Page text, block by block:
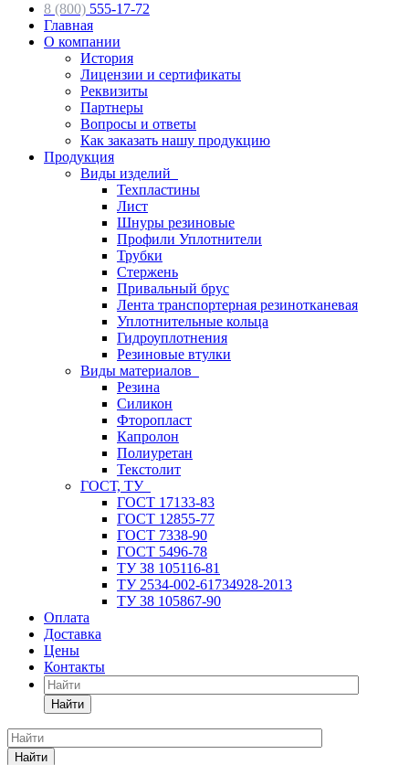
8 (800) 555-17-72
Главная
О компании
История
Лицензии и сертификаты
Реквизиты
Партнеры
Вопросы и ответы
Как заказать нашу продукцию
Продукция
Виды изделий
Техпластины
Лист
Шнуры резиновые
Профили Уплотнители
Трубки
Стержень
Привальный брус
Лента транспортерная резинотканевая
Уплотнительные кольца
Гидроуплотнения
Резиновые втулки
Виды материалов
Резина
Силикон
Фторопласт
Капролон
Полиуретан
Текстолит
ГОСТ, ТУ
ГОСТ 17133-83
ГОСТ 12855-77
ГОСТ 7338-90
ГОСТ 5496-78
ТУ 38 105116-81
ТУ 2534-002-61734928-2013
ТУ 38 105867-90
Оплата
Доставка
Цены
Контакты
Найти
Найти